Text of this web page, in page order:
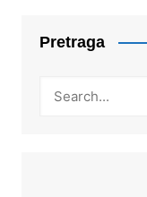
Pretraga